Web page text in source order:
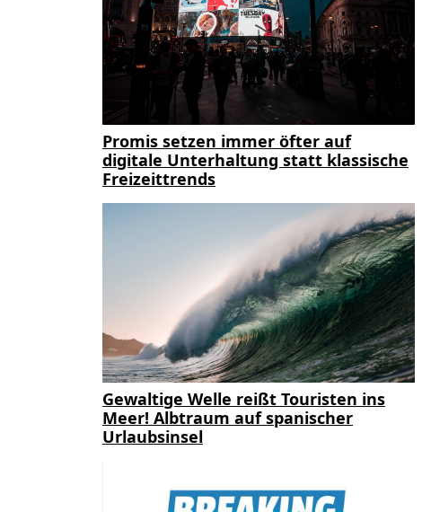
Promis setzen immer öfter auf
digitale Unterhaltung statt klassische
Freizeittrends
Gewaltige Welle reißt Touristen ins
Meer! Albtraum auf spanischer
Urlaubsinsel